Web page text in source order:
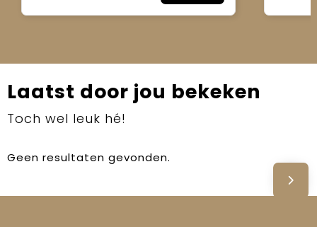
Laatst door jou bekeken
Toch wel leuk hé!
Geen resultaten gevonden.